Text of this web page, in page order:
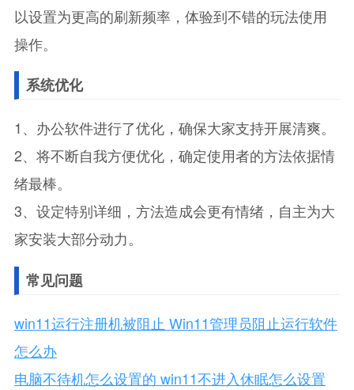
以设置为更高的刷新频率，体验到不错的玩法使用
操作。
系统优化
1、办公软件进行了优化，确保大家支持开展清爽。
2、将不断自我方便优化，确定使用者的方法依据情
绪最棒。
3、设定特别详细，方法造成会更有情绪，自主为大
家安装大部分动力。
常见问题
win11运行注册机被阻止 Win11管理员阻止运行软件
怎么办
电脑不待机怎么设置的 win11不进入休眠怎么设置